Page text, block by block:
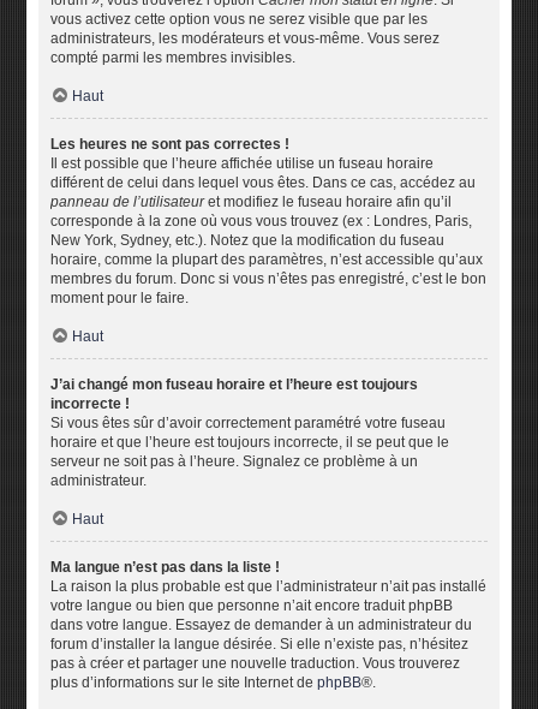
vous activez cette option vous ne serez visible que par les
administrateurs, les modérateurs et vous-même. Vous serez
compté parmi les membres invisibles.
Haut
Les heures ne sont pas correctes !
Il est possible que l’heure affichée utilise un fuseau horaire
différent de celui dans lequel vous êtes. Dans ce cas, accédez au
panneau de l’utilisateuret modifiez le fuseau horaire afin qu’il
corresponde à la zone où vous vous trouvez (ex : Londres, Paris,
New York, Sydney, etc.). Notez que la modification du fuseau
horaire, comme la plupart des paramètres, n’est accessible qu’aux
membres du forum. Donc si vous n’êtes pas enregistré, c’est le bon
moment pour le faire.
Haut
J’ai changé mon fuseau horaire et l’heure est toujours
incorrecte !
Si vous êtes sûr d’avoir correctement paramétré votre fuseau
horaire et que l’heure est toujours incorrecte, il se peut que le
serveur ne soit pas à l’heure. Signalez ce problème à un
administrateur.
Haut
Ma langue n’est pas dans la liste !
La raison la plus probable est que l’administrateur n’ait pas installé
votre langue ou bien que personne n’ait encore traduit phpBB
dans votre langue. Essayez de demander à un administrateur du
forum d’installer la langue désirée. Si elle n’existe pas, n’hésitez
pas à créer et partager une nouvelle traduction. Vous trouverez
plus d’informations sur le site Internet dephpBB®.